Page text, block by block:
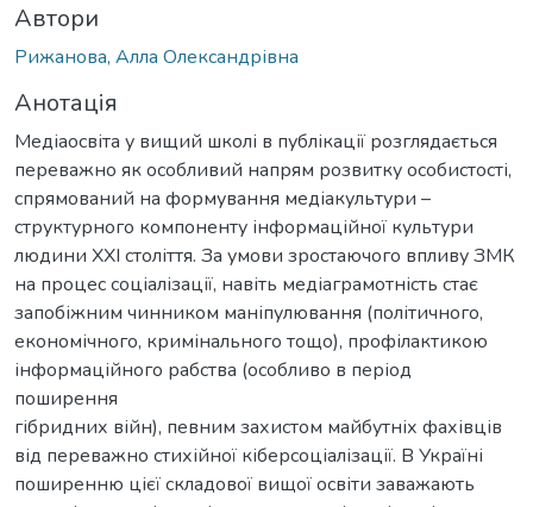
Автори
Рижанова, Алла Олександрівна
Анотація
Медіаосвіта у вищий школі в публікації розглядається
переважно як особливий напрям розвитку особистості,
спрямований на формування медіакультури –
структурного компоненту інформаційної культури
людини ХХІ століття. За умови зростаючого впливу ЗМК
на процес соціалізації, навіть медіаграмотність стає
запобіжним чинником маніпулювання (політичного,
економічного, кримінального тощо), профілактикою
інформаційного рабства (особливо в період
поширення
гібридних війн), певним захистом майбутніх фахівців
від переважно стихійної кіберсоціалізації. В Україні
поширенню цієї складової вищої освіти заважають